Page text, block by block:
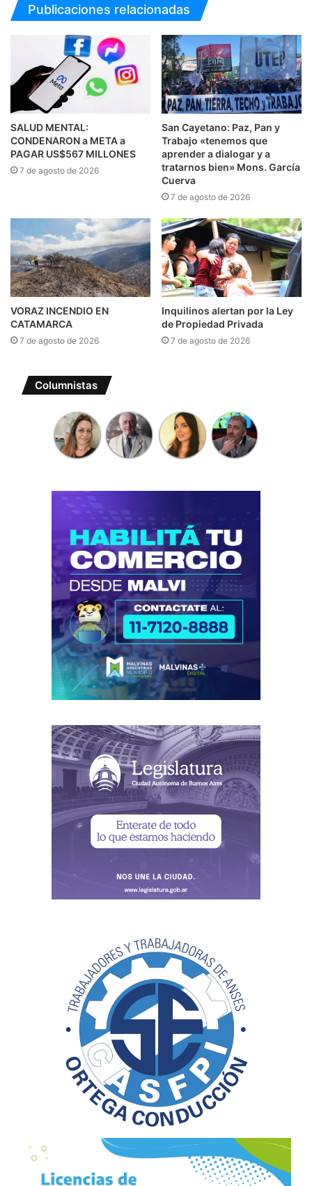
Publicaciones relacionadas
SALUD MENTAL:
CONDENARON a META a
PAGAR US$567 MILLONES
7 de agosto de 2026
San Cayetano: Paz, Pan y
Trabajo «tenemos que
aprender a dialogar y a
tratarnos bien» Mons. García
Cuerva
7 de agosto de 2026
VORAZ INCENDIO EN
CATAMARCA
7 de agosto de 2026
Inquilinos alertan por la Ley
de Propiedad Privada
7 de agosto de 2026
Columnistas